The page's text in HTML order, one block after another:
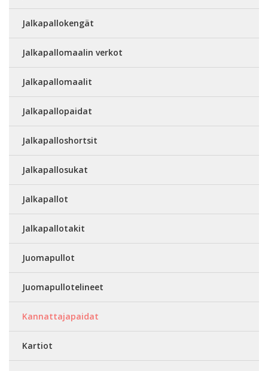
Jalkapallokengät
Jalkapallomaalin verkot
Jalkapallomaalit
Jalkapallopaidat
Jalkapalloshortsit
Jalkapallosukat
Jalkapallot
Jalkapallotakit
Juomapullot
Juomapullotelineet
Kannattajapaidat
Kartiot